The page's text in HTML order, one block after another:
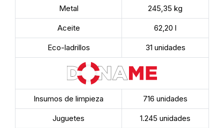
Metal 245,35 kg
Aceite 62,20 l
Eco-ladrillos 31 unidades
Insumos de limpieza 716 unidades
Juguetes 1.245 unidades